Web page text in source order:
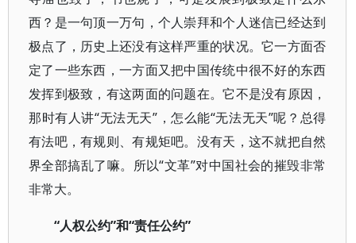
西？是一句顶一万句，个人崇拜和个人迷信已经达到
极点了，历史上还没有这样严重的状况。它一方面否
定了一些东西，一方面又把中国传统中很不好的东西
发挥到极致，有这两面的问题在。它不是没有原因，
那时有人讲“无法无天”，怎么能“无法无天”呢？总得
有法吧，有规则、有规矩吧。没有天，这不就把自然
界全部搞乱了嘛。所以“文革”对中国社会的摧毁非常
非常大。
“人权公约”和“责任公约”